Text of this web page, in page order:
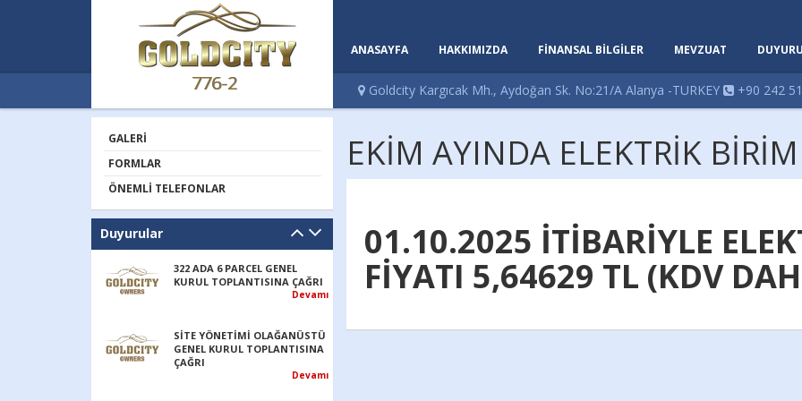
776-2
ANASAYFA HAKKIMIZDA FİNANSAL BİLGİLER MEVZUAT
Goldcity Kargıcak Mh., Aydoğan Sk. No:21/A Alanya -TURKEY +90 242
GALERI
FORMLAR
ÖNEMLI TELEFONLAR
Duyurular
322 ADA 6 PARCEL GENEL
KURUL TOPLANTISINA ÇAĞRI
Devamı
SİTE YÖNETİMİ OLAĞANÜSTÜ
GENEL KURUL TOPLANTISINA
ÇAĞRI
Devamı
EKİM AYINDA ELEKTRİK
01.10.2025 İTİBARİYLE
FİYATI 5,64629 TL (KDV